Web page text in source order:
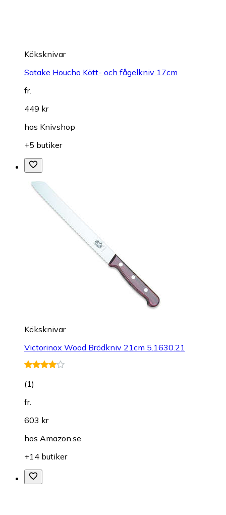
Köksknivar
Satake Houcho Kött- och fågelkniv 17cm
fr.
449 kr
hos Knivshop
+5 butiker
Köksknivar
Victorinox Wood Brödkniv 21cm 5.1630.21
(1)
fr.
603 kr
hos Amazon.se
+14 butiker